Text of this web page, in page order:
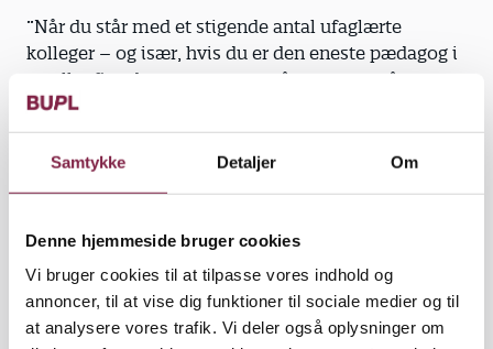
Samtykke Detaljer Om
Denne hjemmeside bruger cookies
Vi bruger cookies til at tilpasse vores indhold og
annoncer, til at vise dig funktioner til sociale medier og til
at analysere vores trafik. Vi deler også oplysninger om
”Når du står med et stigende antal ufaglærte
kolleger – og især, hvis du er den eneste pædagog i
en eller flere børnegrupper – så er man også meget
alene med det pædagogiske ansvar, hvilket er en
kompleks opgave. Og det er svært at have den
nødvendige fagligt funderede sparring med en
Risikerer brud på normeringsaftale
Aftalen om minimumsnormeringer kræver, at
pædagogandelen som minimum ikke må falde. Det
krav kan kommunerne få svært ved at leve op til:
Udregninger fra BUPL viser, at der med